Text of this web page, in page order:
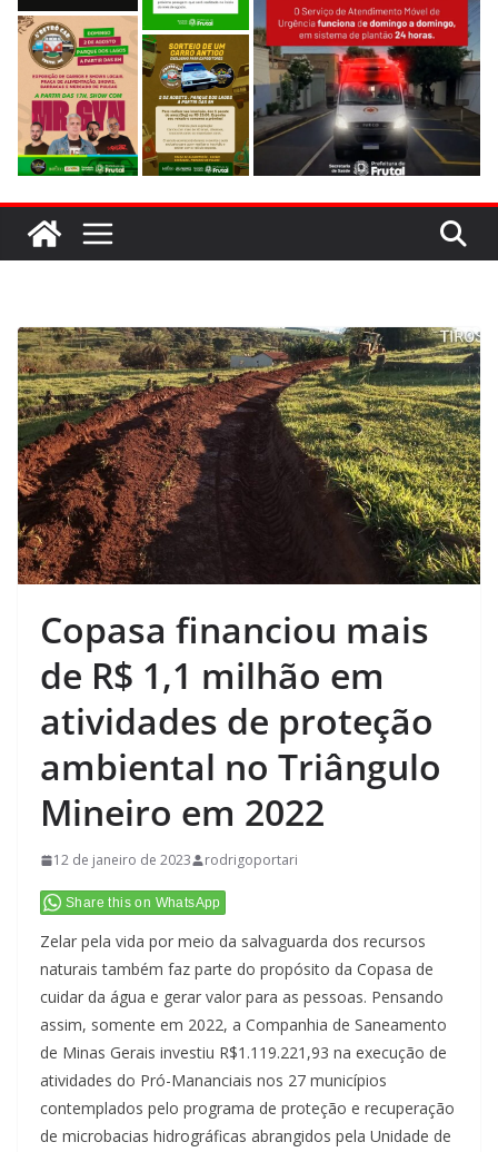
Copasa financiou mais
de R$ 1,1 milhão em
atividades de proteção
ambiental no Triângulo
Mineiro em 2022
12 de janeiro de 2023 rodrigoportari
Share this on WhatsApp
Zelar pela vida por meio da salvaguarda dos recursos
naturais também faz parte do propósito da Copasa de
cuidar da água e gerar valor para as pessoas. Pensando
assim, somente em 2022, a Companhia de Saneamento
de Minas Gerais investiu R$1.119.221,93 na execução de
atividades do Pró-Mananciais nos 27 municípios
contemplados pelo programa de proteção e recuperação
de microbacias hidrográficas abrangidos pela Unidade de